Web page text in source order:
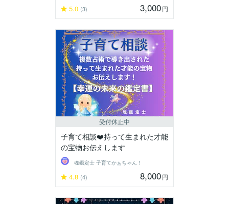
5.0 (3) 3,000円
受付休止中
子育て相談❤️持って生まれた才能
の宝物お伝えします
魂鑑定士 子育てかぁちゃん！
4.8 (4) 8,000円